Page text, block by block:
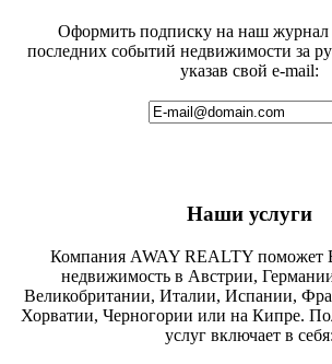
Оформить подписку на наш журнал
последних событий недвижимости за
указав свой e-mail:
Наши услуги
Компания AWAY REALTY поможет
недвижимость в Австрии,
Великобритании, Италии, Испании,
Хорватии, Черногории или на Кипре.
услуг включает в себя: